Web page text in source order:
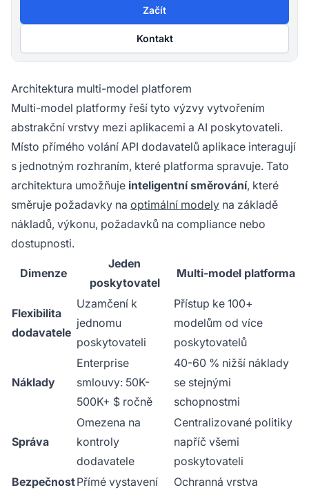
Začít
Kontakt
Architektura multi-model platforem
Multi-model platformy řeší tyto výzvy vytvořením
abstrakční vrstvy mezi aplikacemi a AI poskytovateli.
Místo přímého volání API dodavatelů aplikace interagují
s jednotným rozhraním, které platforma spravuje. Tato
architektura umožňuje inteligentní směrování, které
směruje požadavky na optimální modely na základě
nákladů, výkonu, požadavků na compliance nebo
dostupnosti.
Dimenze
Jeden
poskytovatel
Multi-model platforma
Flexibilita
dodavatele
Uzamčení k
jednomu
poskytovateli
Přístup ke 100+
modelům od více
poskytovatelů
Náklady
Enterprise
smlouvy: 50K-
500K+ $ ročně
40-60 % nižší náklady
se stejnými
schopnostmi
Správa
Omezena na
kontroly
dodavatele
Centralizované politiky
napříč všemi
poskytovateli
BezpečnostPřímé vystavení
Ochranná vrstva